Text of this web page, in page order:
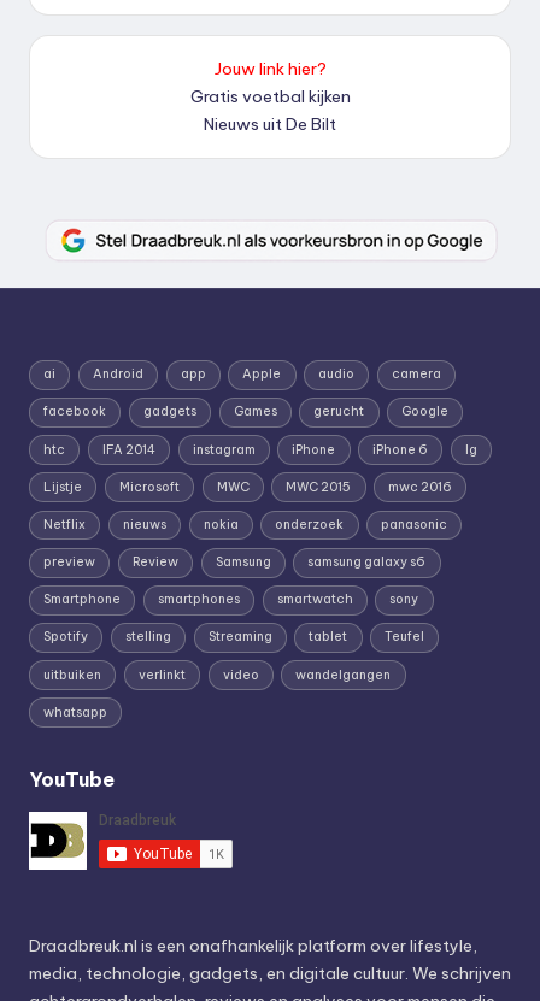
Jouw link hier?
Gratis voetbal kijken
Nieuws uit De Bilt
ai Android app Apple audio camera
facebook gadgets Games gerucht Google
htc IFA 2014 instagram iPhone iPhone 6 lg
Lijstje Microsoft MWC MWC 2015 mwc 2016
Netflix nieuws nokia onderzoek panasonic
preview Review Samsung samsung galaxy s6
Smartphone smartphones smartwatch sony
Spotify stelling Streaming tablet Teufel
uitbuiken verlinkt video wandelgangen
whatsapp
YouTube
Draadbreuk.nl is een onafhankelijk platform over lifestyle,
media, technologie, gadgets, en digitale cultuur. We schrijven